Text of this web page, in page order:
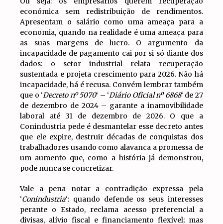
económica sem redistribuição de rendimentos.
Apresentam o salário como uma ameaça para a
economia, quando na realidade é uma ameaça para
as suas margens de lucro. O argumento da
incapacidade de pagamento cai por si só diante dos
dados: o setor industrial relata recuperação
sustentada e projeta crescimento para 2026. Não há
incapacidade, há é recusa. Convém lembrar também
que o ‘Decreto nº 5070‘ – ‘Diário Oficial nº 6868‘ de 27
de dezembro de 2024 – garante a inamovibilidade
laboral até 31 de dezembro de 2026. O que a
Conindustria pede é desmantelar esse decreto antes
que ele expire, destruir décadas de conquistas dos
trabalhadores usando como alavanca a promessa de
um aumento que, como a história já demonstrou,
pode nunca se concretizar.
Vale a pena notar a contradição expressa pela
‘Conindustria‘: quando defende os seus interesses
perante o Estado, reclama acesso preferencial a
divisas, alívio fiscal e financiamento flexível; mas